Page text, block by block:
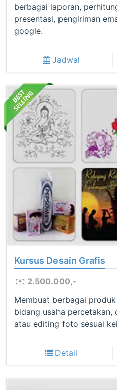
berbagai laporan,
presentasi, pengiriman
google.
Jadwal
Kursus Desain Grafis
2.500.000,-
Membuat berbagai
bidang usaha
atau editing foto sesuai
Detail